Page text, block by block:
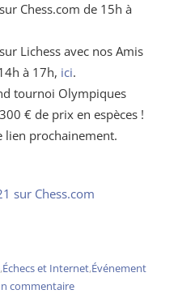
Chess.com de 15h à
Lichess avec nos Amis
à 17h, ici.
tournoi Olympiques
€ de prix en espèces !
lien prochainement.
sur Chess.com
,Échecs et Internet,Événement
commentaire